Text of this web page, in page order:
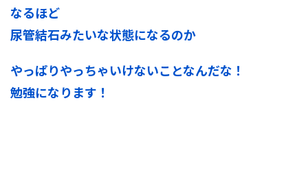
なるほど
尿管結石みたいな状態になるのか
やっぱりやっちゃいけないことなんだな！
勉強になります！